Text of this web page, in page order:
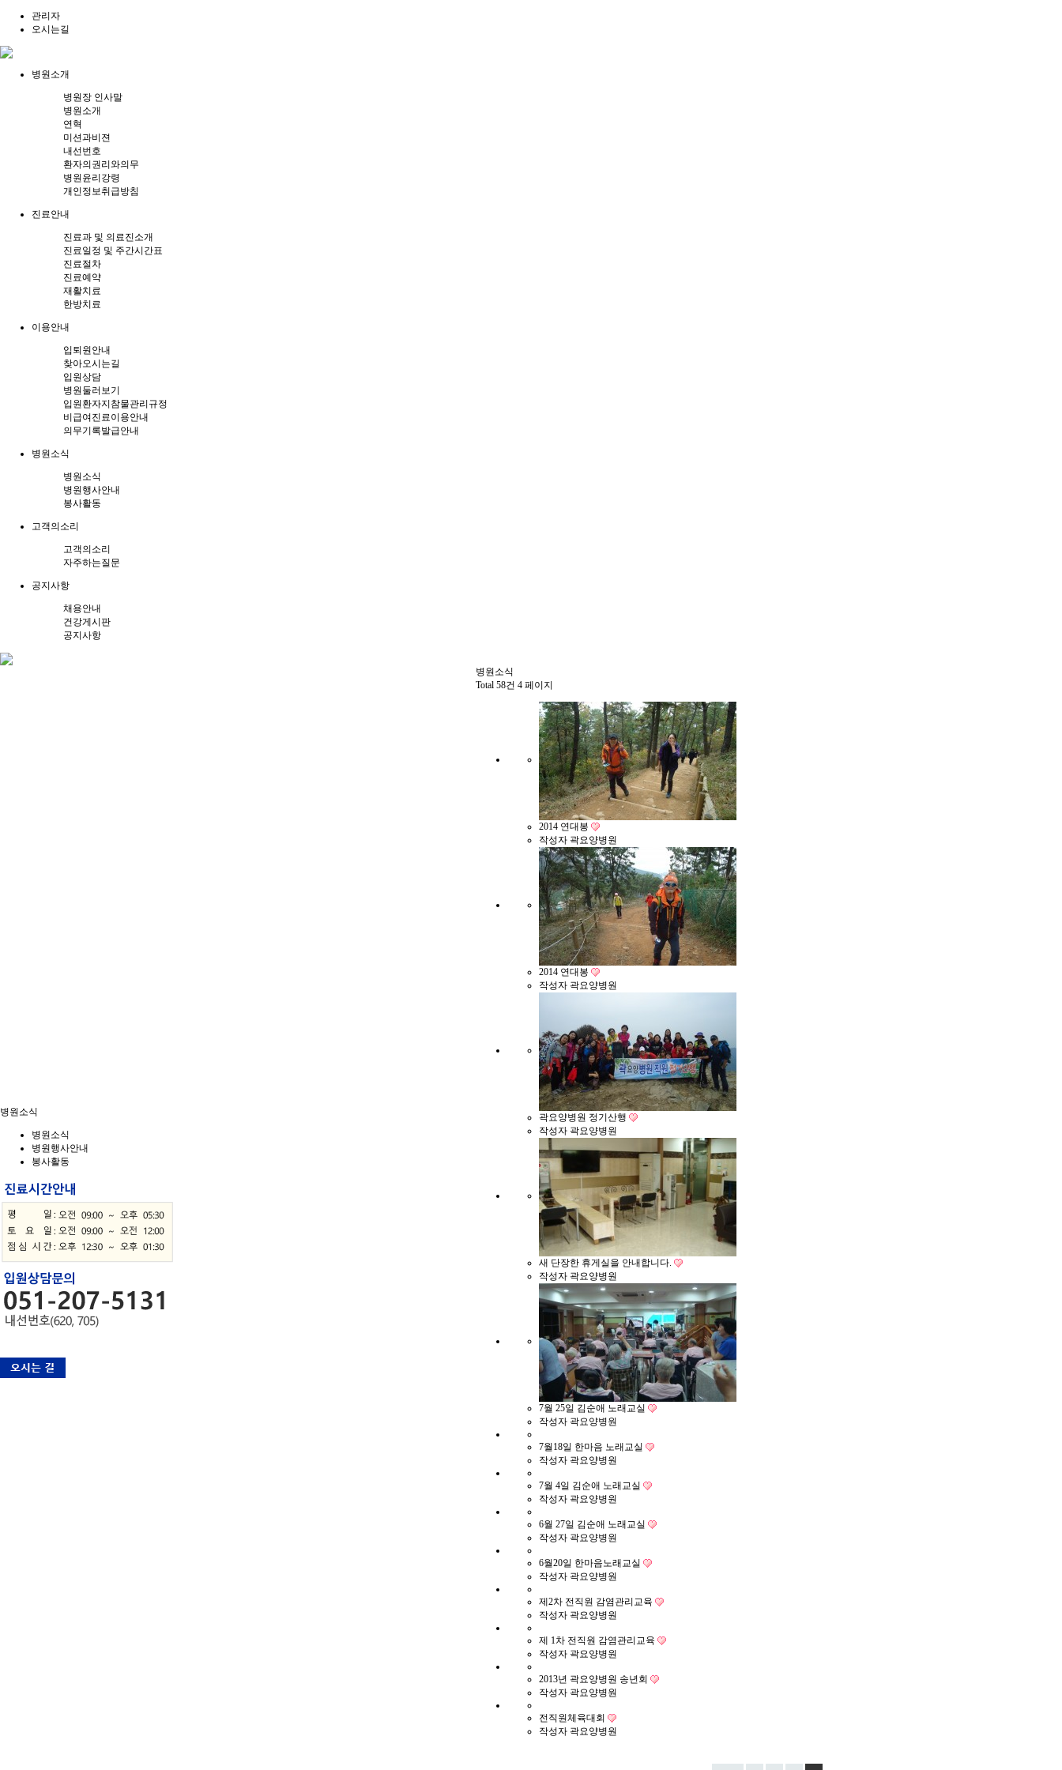
관리자
오시는길
병원소개
병원장 인사말
병원소개
연혁
미션과비젼
내선번호
환자의권리와의무
병원윤리강령
개인정보취급방침
진료안내
진료과 및 의료진소개
진료일정 및 주간시간표
진료절차
진료예약
재활치료
한방치료
이용안내
입퇴원안내
찾아오시는길
입원상담
병원둘러보기
입원환자지참물관리규정
비급여진료이용안내
의무기록발급안내
병원소식
병원소식
병원행사안내
봉사활동
고객의소리
고객의소리
자주하는질문
공지사항
채용안내
건강게시판
공지사항
병원소식
병원소식
병원행사안내
봉사활동
병원소식
Total 58건 4 페이지
2014 연대봉
작성자 곽요양병원
2014 연대봉
작성자 곽요양병원
곽요양병원 정기산행
작성자 곽요양병원
새 단장한 휴게실을 안내합니다.
작성자 곽요양병원
7월 25일 김순애 노래교실
작성자 곽요양병원
7월18일 한마음 노래교실
작성자 곽요양병원
7월 4일 김순애 노래교실
작성자 곽요양병원
6월 27일 김순애 노래교실
작성자 곽요양병원
6월20일 한마음노래교실
작성자 곽요양병원
제2차 전직원 감염관리교육
작성자 곽요양병원
제 1차 전직원 감염관리교육
작성자 곽요양병원
2013년 곽요양병원 송년회
작성자 곽요양병원
전직원체육대회
작성자 곽요양병원